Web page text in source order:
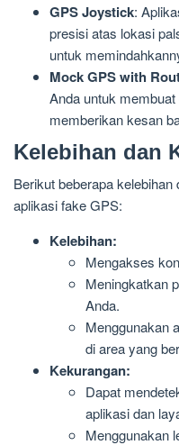
GPS Joystick:
presisi atas lokasi
untuk
Mock GPS with
Anda untuk
memberikan kesan
Kelebihan dan
Berikut beberapa
aplikasi fake GPS:
Kelebihan:
Mengakses
Meningkatkan
Anda.
Menggunakan
di area yang
Kekurangan:
Dapat
aplikasi dan
Menggunakan